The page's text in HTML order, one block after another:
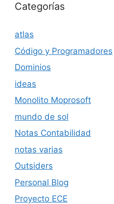
Categorías
atlas
Código y Programadores
Dominios
ideas
Monolito Moprosoft
mundo de sol
Notas Contabilidad
notas varias
Outsiders
Personal Blog
Proyecto ECE